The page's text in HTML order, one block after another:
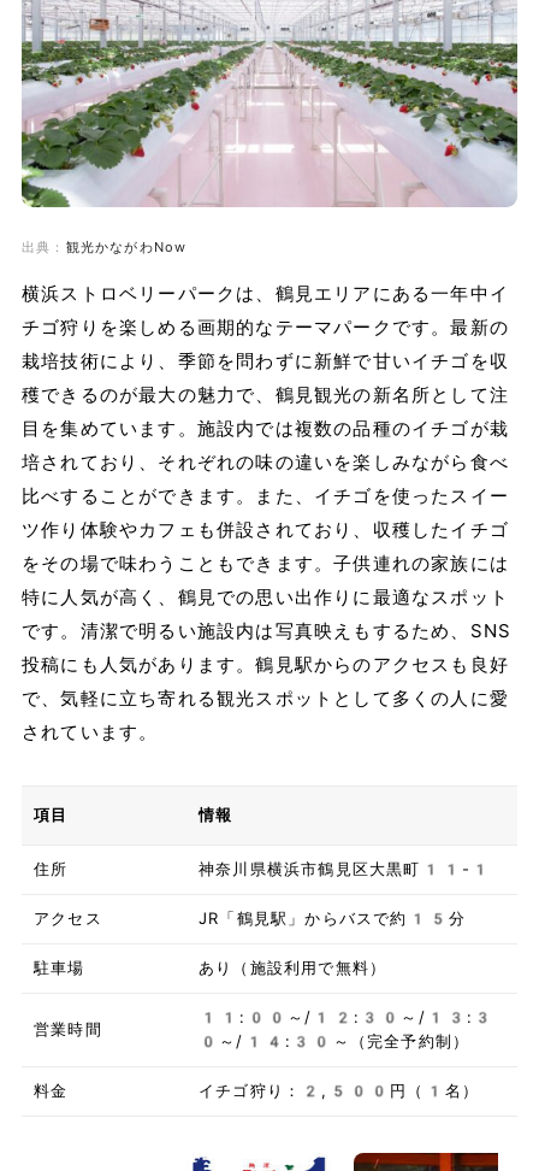
出典： 観光かながわNow
横浜ストロベリーパークは、鶴見エリアにある一年中イ
チゴ狩りを楽しめる画期的なテーマパークです。最新の
栽培技術により、季節を問わずに新鮮で甘いイチゴを収
穫できるのが最大の魅力で、鶴見観光の新名所として注
目を集めています。施設内では複数の品種のイチゴが栽
培されており、それぞれの味の違いを楽しみながら食べ
比べすることができます。また、イチゴを使ったスイー
ツ作り体験やカフェも併設されており、収穫したイチゴ
をその場で味わうこともできます。子供連れの家族には
特に人気が高く、鶴見での思い出作りに最適なスポット
です。清潔で明るい施設内は写真映えもするため、SNS
投稿にも人気があります。鶴見駅からのアクセスも良好
で、気軽に立ち寄れる観光スポットとして多くの人に愛
されています。
項目 情報
住所 神奈川県横浜市鶴見区大黒町11-1
アクセス JR「鶴見駅」からバスで約15分
駐車場 あり（施設利用で無料）
営業時間
11:00～/12:30～/13:3
0～/14:30～（完全予約制）
料金 イチゴ狩り：2,500円（1名）